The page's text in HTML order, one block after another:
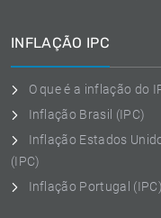
INFLAÇÃO IPC
O que é a inflação do
Inflação Brasil (IPC)
Inflação Estados
(IPC)
Inflação Portugal (IPC)